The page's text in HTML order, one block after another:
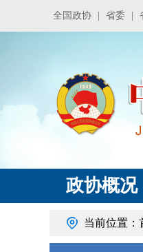
全国政协 省委
政协概况
当前位置：